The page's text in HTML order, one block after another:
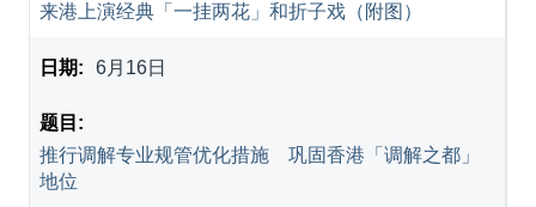
来港上演经典「一挂两花」和折子戏（附图）
6月16日
推行调解专业规管优化措施 巩固香港「调解之都」
地位